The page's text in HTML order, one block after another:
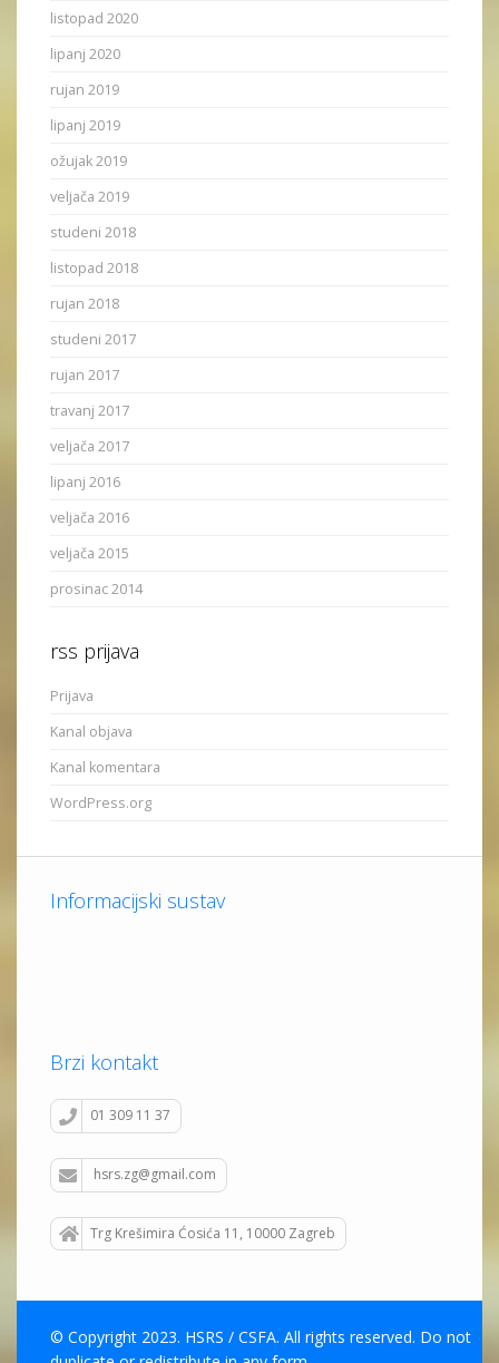
listopad 2020
lipanj 2020
rujan 2019
lipanj 2019
ožujak 2019
veljača 2019
studeni 2018
listopad 2018
rujan 2018
studeni 2017
rujan 2017
travanj 2017
veljača 2017
lipanj 2016
veljača 2016
veljača 2015
prosinac 2014
rss prijava
Prijava
Kanal objava
Kanal komentara
WordPress.org
Informacijski sustav
Brzi kontakt
01 309 11 37
hsrs.zg@gmail.com
Trg Krešimira Ćosića 11, 10000 Zagreb
© Copyright 2023. HSRS / CSFA. All rights reserved. Do not